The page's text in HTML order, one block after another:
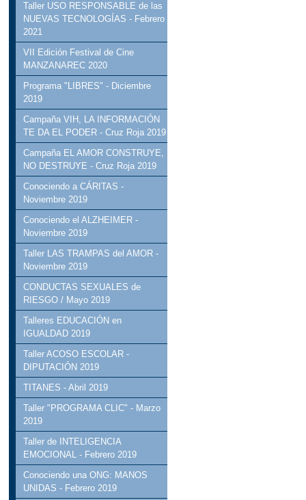
Taller USO RESPONSABLE de las
NUEVAS TECNOLOGÍAS - Febrero
2021
VII Edición Festival de Cine
MANZANAREC 2020
Programa "LIBRES" - Diciembre
2019
Campaña VIH, LA INFORMACIÓN
TE DA EL PODER - Cruz Roja 2019
Campaña EL AMOR CONSTRUYE,
NO DESTRUYE - Cruz Roja 2019
Conociendo a CÁRITAS -
Noviembre 2019
Conociendo el ALZHEIMER -
Noviembre 2019
Taller LAS TRAMPAS del AMOR -
Noviembre 2019
CONDUCTAS SEXUALES de
RIESGO / Mayo 2019
Talleres EDUCACIÓN en
IGUALDAD 2019
Taller ACOSO ESCOLAR -
DIPUTACIÓN 2019
TITANES - Abril 2019
Taller "PROGRAMA CLIC" - Marzo
2019
Taller de INTELIGENCIA
EMOCIONAL - Febrero 2019
Conociendo una ONG: MANOS
UNIDAS - Febrero 2019